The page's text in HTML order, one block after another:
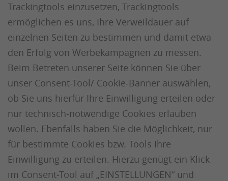
Trackingtools einzusetzen, Trackingtools
ermöglichen es uns, Ihre Verweildauer auf
einzelnen Seiten zu bestimmen und damit etwa
den Erfolg von Werbekampagnen zu messen.
Beim Betreten unserer Seite können Sie über
unser Consent-Tool/ Cookie-Banner auswählen,
ob Sie uns hierfür Ihre Einwilligung erteilen oder
nur technisch-notwendige Cookies erlauben
wollen. Ebenfalls haben Sie die Möglichkeit, nur
für bestimmte Cookies bzw. Tools Ihre
Einwilligung zu erteilen. Hierzu genügt ein Klick
im Consent-Tool auf „EINSTELLUNGEN“ und